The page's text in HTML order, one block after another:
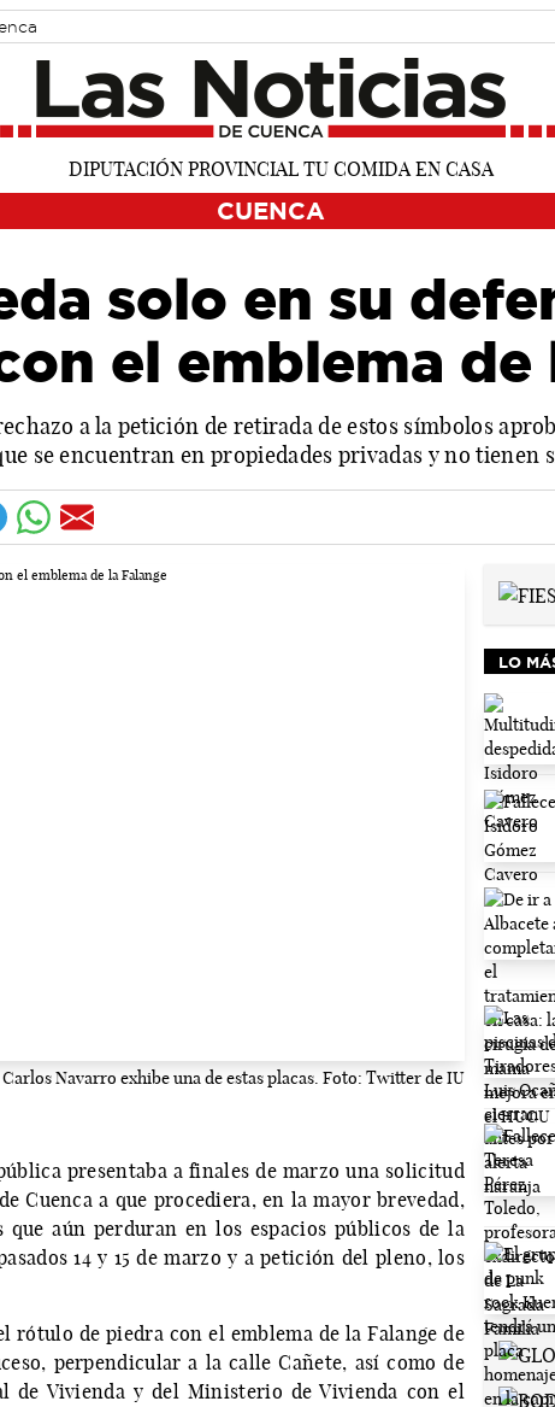
CUENCA
solo en su
el emblema de
a la petición de retirada de estos símbolos
se encuentran en propiedades privadas y no tienen
Carlos Navarro exhibe una de estas placas. Foto: Twitter de IU
presentaba a finales de marzo una solicitud
Cuenca a que procediera, en la mayor brevedad,
aún perduran en los espacios públicos de la
14 y 15 de marzo y a petición del pleno, los
de piedra con el emblema de la Falange de
perpendicular a la calle Cañete, así como de
de Vivienda y del Ministerio de Vivienda con el
LO